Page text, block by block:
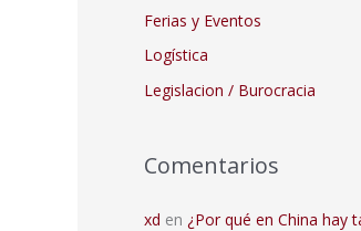
Ferias y Eventos
Logística
Legislacion / Burocracia
Comentarios
xd en ¿Por qué en China hay